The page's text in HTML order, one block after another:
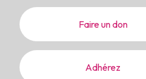
Faire un don
Adhérez